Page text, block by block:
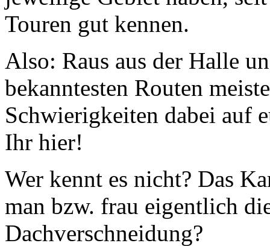
Touren gut kennen.
Also: Raus aus der Halle
bekanntesten Routen
Schwierigkeiten dabei auf
Ihr hier!
Wer kennt es nicht? Das
man bzw. frau eigentlich
Dachverschneidung?